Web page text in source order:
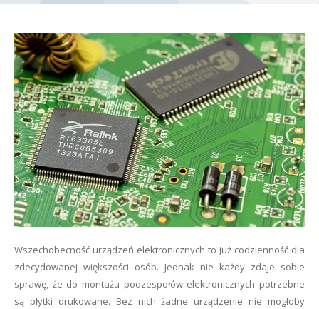
Wszechobecność urządzeń elektronicznych to już codzienność dla
zdecydowanej większości osób. Jednak nie każdy zdaje sobie
sprawę, że do montażu podzespołów elektronicznych potrzebne
są płytki drukowane. Bez nich żadne urządzenie nie mogłoby